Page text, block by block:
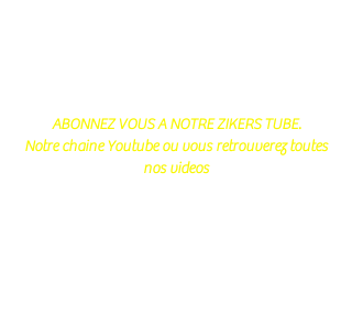
ABONNEZ VOUS A NOTRE ZIKERS TUBE.
Notre chaine Youtube ou vous retrouverez toutes
nos videos